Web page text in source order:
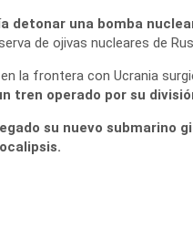
detonar una bomba
de ojivas nucleares de
la frontera con Ucrania
tren operado por su
su nuevo submarino